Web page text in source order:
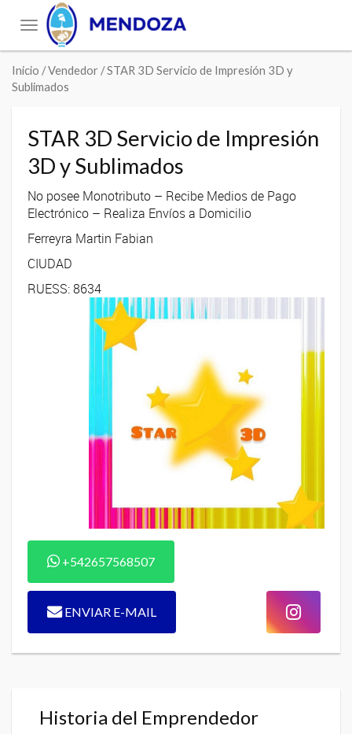
Toggle
navigation
Inicio / Vendedor / STAR 3D Servicio de Impresión 3D y
Sublimados
STAR 3D Servicio de Impresión
3D y Sublimados
No posee Monotributo – Recibe Medios de Pago
Electrónico – Realiza Envíos a Domicilio
Ferreyra Martin Fabian
CIUDAD
RUESS: 8634
+542657568507
ENVIAR E-MAIL
Historia del Emprendedor